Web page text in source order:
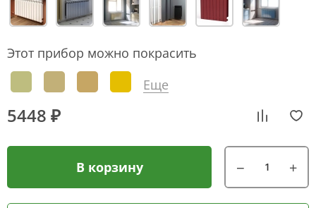
Этот прибор можно покрасить
Еще
5448 ₽
В корзину